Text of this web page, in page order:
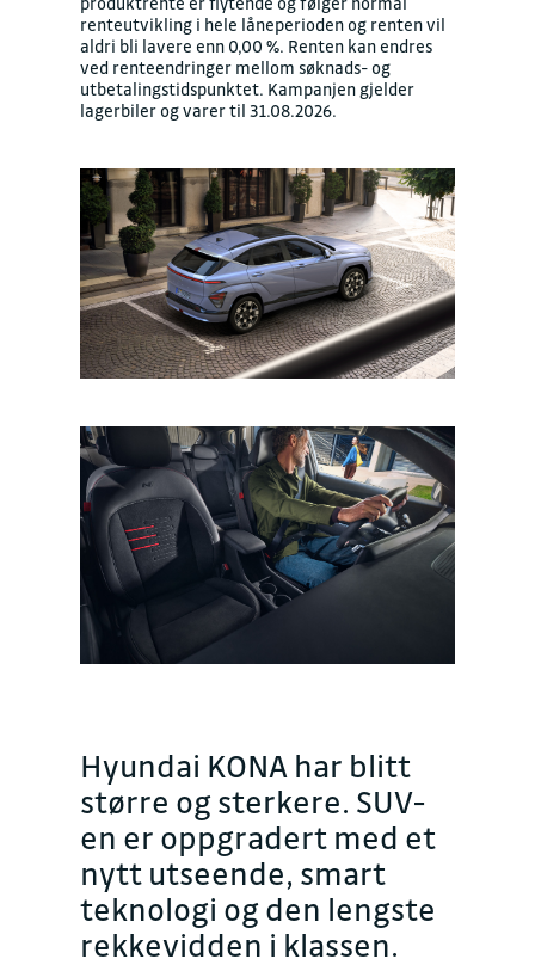
renteutvikling i hele låneperioden og renten vil
aldri bli lavere enn 0,00 %. Renten kan endres
ved renteendringer mellom søknads- og
utbetalingstidspunktet. Kampanjen gjelder
lagerbiler og varer til 31.08.2026.
Hyundai KONA har blitt
større og sterkere. SUV-
en er oppgradert med et
nytt utseende, smart
teknologi og den lengste
rekkevidden i klassen.